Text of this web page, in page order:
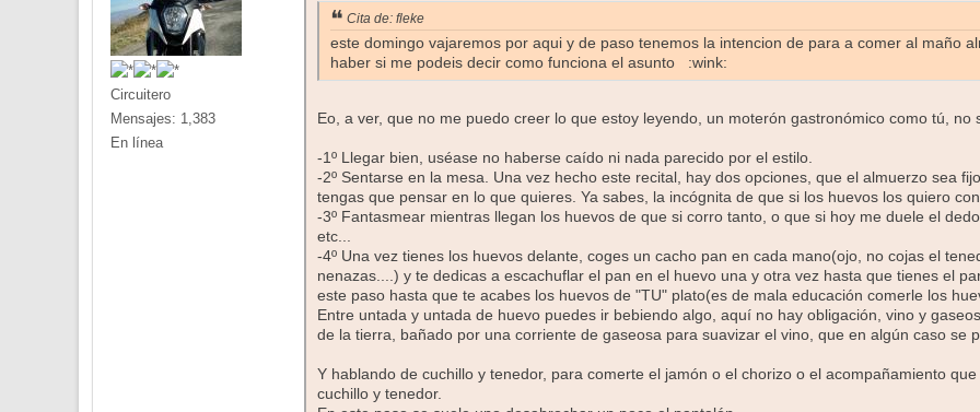
Circuitero
Mensajes: 1,383
En línea
Cita de: fleke
este domingo vajaremos por aqui y de paso tenemos la intencion de para a comer al maño
haber si me podeis decir como funciona el asunto :wink:
Eo, a ver, que no me puedo creer lo que estoy leyendo, un moterón gastronómico como tú, no
-1º Llegar bien, uséase no haberse caído ni nada parecido por el estilo.
-2º Sentarse en la mesa. Una vez hecho este recital, hay dos opciones, que el almuerzo sea
tengas que pensar en lo que quieres. Ya sabes, la incógnita de que si los huevos los quiero
-3º Fantasmear mientras llegan los huevos de que si corro tanto, o que si hoy me duele el
etc...
-4º Una vez tienes los huevos delante, coges un cacho pan en cada mano(ojo, no cojas el
nenazas....) y te dedicas a escachuflar el pan en el huevo una y otra vez hasta que tienes el
este paso hasta que te acabes los huevos de "TU" plato(es de mala educación comerle los
Entre untada y untada de huevo puedes ir bebiendo algo, aquí no hay obligación, vino y
de la tierra, bañado por una corriente de gaseosa para suavizar el vino, que en algún caso se
Y hablando de cuchillo y tenedor, para comerte el jamón o el chorizo o el acompañamiento
cuchillo y tenedor.